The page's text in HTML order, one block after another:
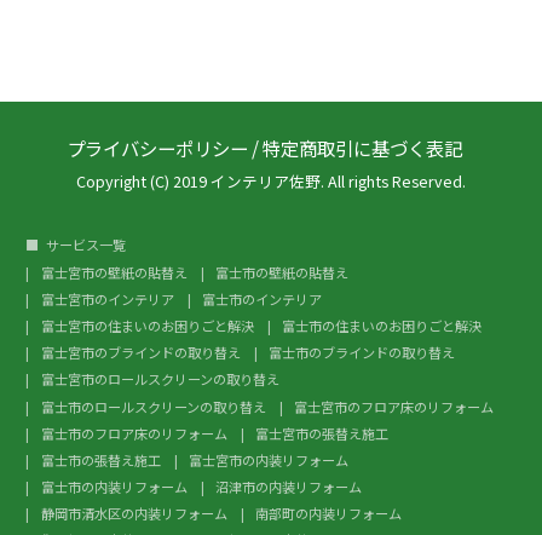
プライバシーポリシー /特定商取引に基づく表記
Copyright (C) 2019 インテリア佐野. All rights Reserved.
サービス一覧
富士宮市の壁紙の貼替え
富士市の壁紙の貼替え
富士宮市のインテリア
富士市のインテリア
富士宮市の住まいのお困りごと解決
富士市の住まいのお困りごと解決
富士宮市のブラインドの取り替え
富士市のブラインドの取り替え
富士宮市のロールスクリーンの取り替え
富士市のロールスクリーンの取り替え
富士宮市のフロア床のリフォーム
富士市のフロア床のリフォーム
富士宮市の張替え施工
富士市の張替え施工
富士宮市の内装リフォーム
富士市の内装リフォーム
沼津市の内装リフォーム
静岡市清水区の内装リフォーム
南部町の内装リフォーム